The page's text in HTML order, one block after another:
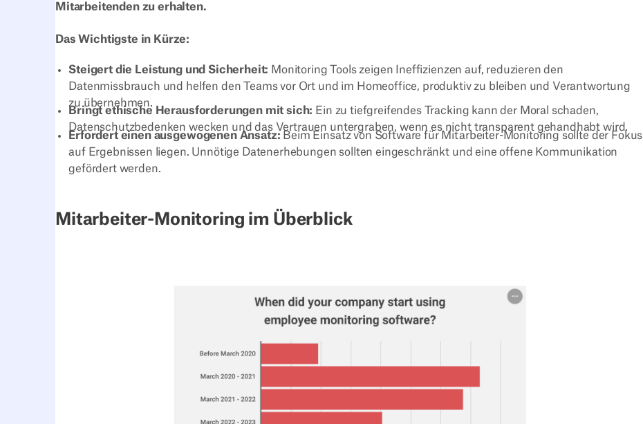
Mitarbeitenden zu erhalten.‍
Das Wichtigste in Kürze:
Steigert die Leistung und Sicherheit: Monitoring Tools zeigen Ineffizienzen auf, reduzieren den
Datenmissbrauch und helfen den Teams vor Ort und im Homeoffice, produktiv zu bleiben und Verantwortung
zu übernehmen.
Bringt ethische Herausforderungen mit sich: Ein zu tiefgreifendes Tracking kann der Moral schaden,
Datenschutzbedenken wecken und das Vertrauen untergraben, wenn es nicht transparent gehandhabt wird.
Erfordert einen ausgewogenen Ansatz: Beim Einsatz von Software für Mitarbeiter-Monitoring sollte der Fokus
auf Ergebnissen liegen. Unnötige Datenerhebungen sollten eingeschränkt und eine offene Kommunikation
gefördert werden.
Mitarbeiter-Monitoring im Überblick